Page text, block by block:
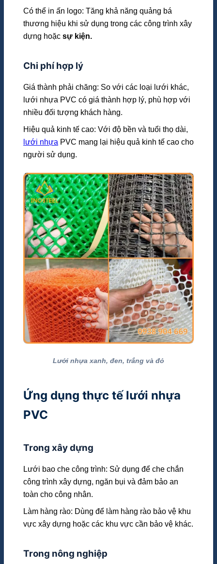
Có thể in ấn logo: Tăng khả năng quảng bá
thương hiệu khi sử dụng trong các công trình xây
dựng hoặc sự kiện.
Chi phí hợp lý
Giá thành phải chăng: So với các loại lưới khác,
lưới nhựa PVC có giá thành hợp lý, phù hợp với
nhiều đối tượng khách hàng.
Hiệu quả kinh tế cao: Với độ bền và tuổi thọ dài,
lưới nhựa PVC mang lại hiệu quả kinh tế cao cho
người sử dụng.
Lưới nhựa xanh, đen, trắng và đỏ
Ứng dụng thực tế lưới nhựa
PVC
Trong xây dựng
Lưới bao che công trình: Sử dụng để che chắn
công trình xây dựng, ngăn bụi và đảm bảo an
toàn cho công nhân.
Làm hàng rào: Dùng để làm hàng rào bảo vệ khu
vực xây dựng hoặc các khu vực cần bảo vệ khác.
Trong nông nghiệp